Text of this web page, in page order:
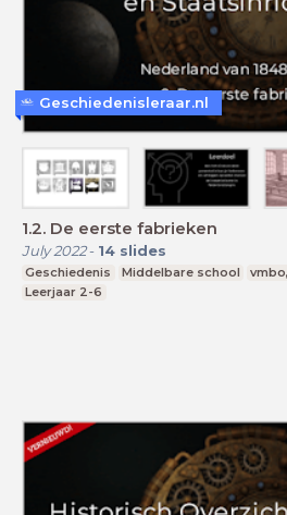
1.2. De eerste fabrieken
July 2022- 14 slides
Geschiedenis Middelbare school
Leerjaar 2-6
Geschiedenisleraar.nl